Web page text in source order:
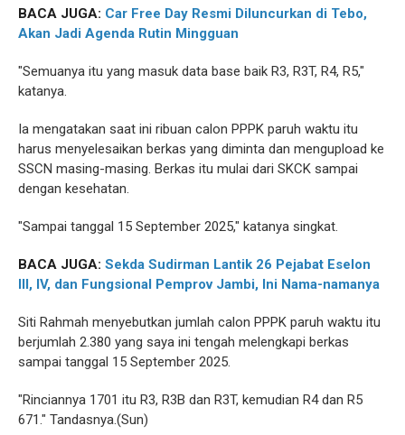
BACA JUGA: Car Free Day Resmi Diluncurkan di Tebo,
Akan Jadi Agenda Rutin Mingguan
"Semuanya itu yang masuk data base baik R3, R3T, R4, R5,"
katanya.
Ia mengatakan saat ini ribuan calon PPPK paruh waktu itu
harus menyelesaikan berkas yang diminta dan mengupload ke
SSCN masing-masing. Berkas itu mulai dari SKCK sampai
dengan kesehatan.
"Sampai tanggal 15 September 2025," katanya singkat.
BACA JUGA: Sekda Sudirman Lantik 26 Pejabat Eselon
III, IV, dan Fungsional Pemprov Jambi, Ini Nama-namanya
Siti Rahmah menyebutkan jumlah calon PPPK paruh waktu itu
berjumlah 2.380 yang saya ini tengah melengkapi berkas
sampai tanggal 15 September 2025.
"Rinciannya 1701 itu R3, R3B dan R3T, kemudian R4 dan R5
671." Tandasnya.(Sun)